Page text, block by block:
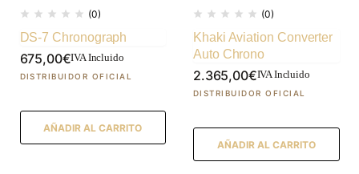
(0)
DS-7 Chronograph
675,00€IVA Incluido
AÑADIR AL CARRITO
(0)
Khaki Aviation Converter
Auto Chrono
2.365,00€IVA Incluido
AÑADIR AL CARRITO